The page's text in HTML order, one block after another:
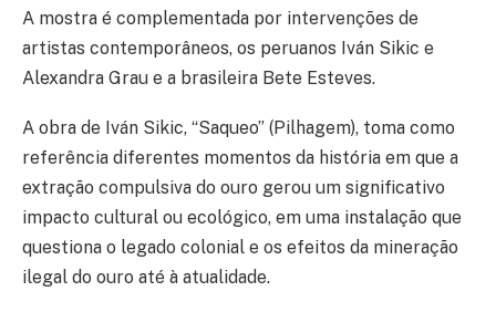
A mostra é complementada por intervenções de
artistas contemporâneos, os peruanos Iván Sikic e
Alexandra Grau e a brasileira Bete Esteves.
A obra de Iván Sikic, “Saqueo” (Pilhagem), toma como
referência diferentes momentos da história em que a
extração compulsiva do ouro gerou um significativo
impacto cultural ou ecológico, em uma instalação que
questiona o legado colonial e os efeitos da mineração
ilegal do ouro até à atualidade.